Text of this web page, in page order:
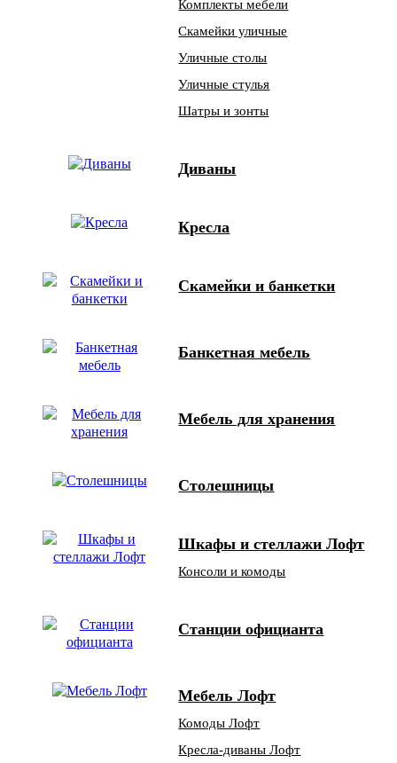
Комплекты мебели
Скамейки уличные
Уличные столы
Уличные стулья
Шатры и зонты
Диваны
Кресла
Скамейки и банкетки
Банкетная мебель
Мебель для хранения
Столешницы
Шкафы и стеллажи Лофт
Консоли и комоды
Станции официанта
Мебель Лофт
Комоды Лофт
Кресла-диваны Лофт